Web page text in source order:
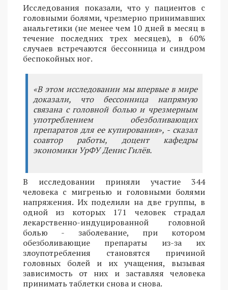
Исследования показали, что у пациентов с
головными болями, чрезмерно принимавших
анальгетики (не менее чем 10 дней в месяц в
течение последних трех месяцев), в 60%
случаев встречаются бессонница и синдром
беспокойных ног.
«В этом исследовании мы впервые в мире
доказали, что бессонница напрямую
связана с головной болью и чрезмерным
употреблением обезболивающих
препаратов для ее купирования», - сказал
соавтор работы, доцент кафедры
экономики УрФУ Денис Гилёв.
В исследовании приняли участие 344
человека с мигренью и головными болями
напряжения. Их поделили на две группы, в
одной из которых 171 человек страдал
лекарственно-индуцированной головной
болью - заболевание, при котором
обезболивающие препараты из-за их
злоупотребления становятся причиной
головных болей и их учащения, вызывая
зависимость от них и заставляя человека
принимать таблетки снова и снова.